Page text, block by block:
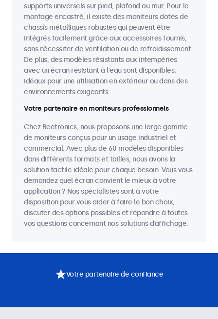
supports universels sur pied, plafond ou mur. Pour le
montage encastré, il existe des moniteurs dotés de
chassîs métalliques robustes qui peuvent être
intégrés facilement grâce aux accessoires fournis,
sans nécessiter de ventilation ou de refroidissement.
De plus, des modèles résistants aux intempéries
avec un écran résistant à l'eau sont disponibles,
idéaux pour une utilisation en extérieur ou dans des
environnements exigeants.
Votre partenaire en moniteurs professionnels
Chez Beetronics, nous proposons une large gamme
de moniteurs conçus pour un usage industriel et
commercial. Avec plus de 60 modèles disponibles
dans différents formats et tailles, nous avons la
solution tactile idéale pour chaque besoin. Vous vous
demandez quel écran convient le mieux à votre
application ? Nos spécialistes sont à votre
disposition pour vous aider à faire le bon choix,
discuter des options possibles et répondre à toutes
vos questions concernant nos solutions d’affichage.
Votre partenaire de confiance